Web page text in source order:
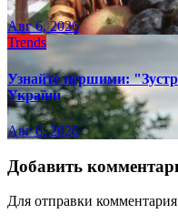
Авг 6, 2026
Trends
Узнайте першими:
України
Авг 6, 2026
Добавить
Для отправки